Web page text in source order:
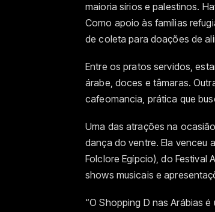
maioria sírios e palestinos.
Como apoio às famílias
de coleta para doações de
Entre os pratos servidos,
árabe, doces e tâmaras.
cafeomancia, prática que
Uma das atrações na
dança do ventre. Ela venceu
Folclore Egípcio), do Festival
shows musicais e
“O Shopping D nas Arábias